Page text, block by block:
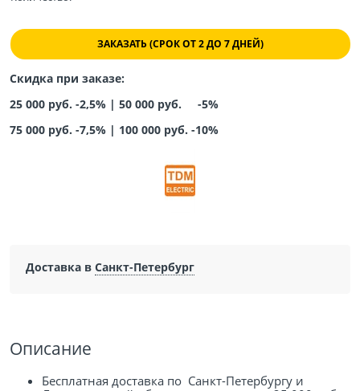
ЗАКАЗАТЬ (СРОК ОТ 2 ДО 7 ДНЕЙ)
Скидка при заказе:
25 000 руб. -2,5% | 50 000 руб. -5%
75 000 руб. -7,5% | 100 000 руб. -10%
Доставка в Санкт-Петербург
Описание
Бесплатная доставка по Санкт-Петербургу и